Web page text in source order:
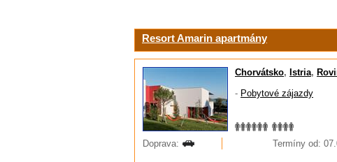
Resort Amarin apartmány
Chorvátsko, Istria,
- Pobytové zájazdy
Doprava:
Termíny od: